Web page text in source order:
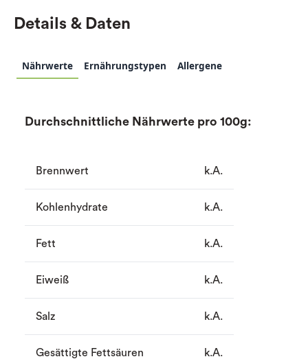
Details & Daten
Nährwerte Ernährungstypen Allergene
Durchschnittliche Nährwerte pro 100g:
Brennwert k.A.
Kohlenhydrate k.A.
Fett k.A.
Eiweiß k.A.
Salz k.A.
Gesättigte Fettsäuren k.A.